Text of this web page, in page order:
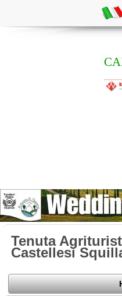
Tenuta
Castellesi